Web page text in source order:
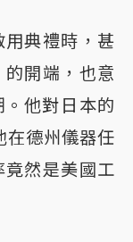
典禮時，甚
開端，也意
他對日本的
在德州儀器任
然是美國工